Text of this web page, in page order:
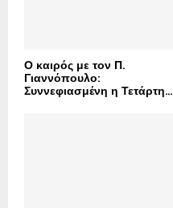
Ο καιρός με τον Π.
Γιαννόπουλο:
Συννεφιασμένη η Τετάρτη...